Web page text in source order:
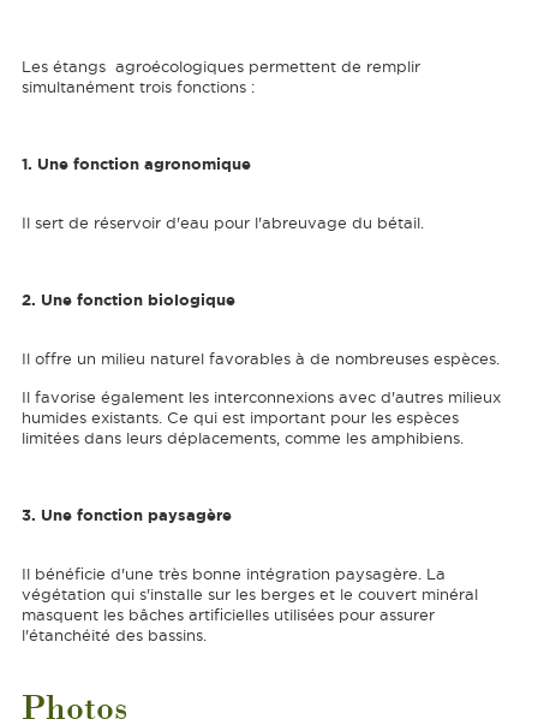
Les étangs agroécologiques permettent de remplir
simultanément trois fonctions :
1. Une fonction agronomique
Il sert de réservoir d'eau pour l'abreuvage du bétail.
2. Une fonction biologique
Il offre un milieu naturel favorables à de nombreuses espèces.
Il favorise également les interconnexions avec d'autres milieux
humides existants. Ce qui est important pour les espèces
limitées dans leurs déplacements, comme les amphibiens.
3. Une fonction paysagère
Il bénéficie d'une très bonne intégration paysagère. La
végétation qui s'installe sur les berges et le couvert minéral
masquent les bâches artificielles utilisées pour assurer
l'étanchéité des bassins.
Photos